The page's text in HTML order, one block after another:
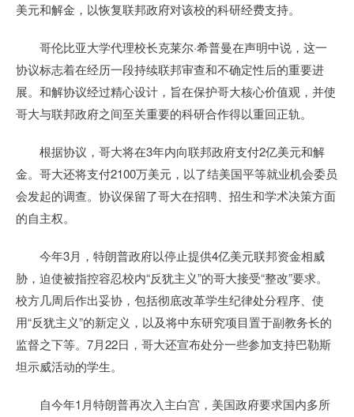
美元和解金，以恢复联邦政府对该校的科研经费支持。
哥伦比亚大学代理校长克莱尔·希普曼在声明中说，这一
协议标志着在经历一段持续联邦审查和不确定性后的重要进
展。和解协议经过精心设计，旨在保护哥大核心价值观，并使
哥大与联邦政府之间至关重要的科研合作得以重回正轨。
根据协议，哥大将在3年内向联邦政府支付2亿美元和解
金。哥大还将支付2100万美元，以了结美国平等就业机会委员
会发起的调查。协议保留了哥大在招聘、招生和学术决策方面
的自主权。
今年3月，特朗普政府以停止提供4亿美元联邦资金相威
胁，迫使被指控容忍校内“反犹主义”的哥大接受“整改”要求。
校方几周后作出妥协，包括彻底改革学生纪律处分程序、使
用“反犹主义”的新定义，以及将中东研究项目置于副教务长的
监督之下等。7月22日，哥大还宣布处分一些参加支持巴勒斯
坦示威活动的学生。
自今年1月特朗普再次入主白宫，美国政府要求国内多所